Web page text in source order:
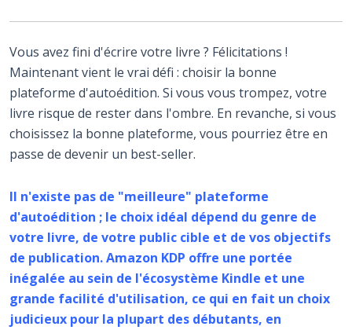
Vous avez fini d'écrire votre livre ? Félicitations !
Maintenant vient le vrai défi : choisir la bonne
plateforme d'autoédition. Si vous vous trompez, votre
livre risque de rester dans l'ombre. En revanche, si vous
choisissez la bonne plateforme, vous pourriez être en
passe de devenir un best-seller.
Il n'existe pas de "meilleure" plateforme
d'autoédition ; le choix idéal dépend du genre de
votre livre, de votre public cible et de vos objectifs
de publication. Amazon KDP offre une portée
inégalée au sein de l'écosystème Kindle et une
grande facilité d'utilisation, ce qui en fait un choix
judicieux pour la plupart des débutants, en